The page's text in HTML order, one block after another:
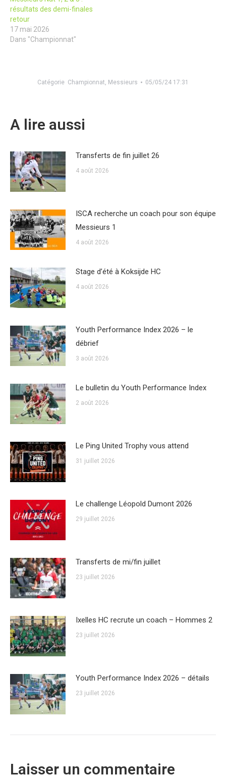
résultats des demi-finales
retour
17 mai 2026
Dans "Championnat"
Catégorie Championnat, Messieurs 05/05/24 17:31
A lire aussi
Transferts de fin juillet 26
4 août 2026
ISCA recherche un coach pour son équipe
Messieurs 1
4 août 2026
Stage d’été à Koksijde HC
4 août 2026
Youth Performance Index 2026 – le
débrief
3 août 2026
Le bulletin du Youth Performance Index
2 août 2026
Le Ping United Trophy vous attend
31 juillet 2026
Le challenge Léopold Dumont 2026
29 juillet 2026
Transferts de mi/fin juillet
23 juillet 2026
Ixelles HC recrute un coach – Hommes 2
23 juillet 2026
Youth Performance Index 2026 – détails
23 juillet 2026
Laisser un commentaire